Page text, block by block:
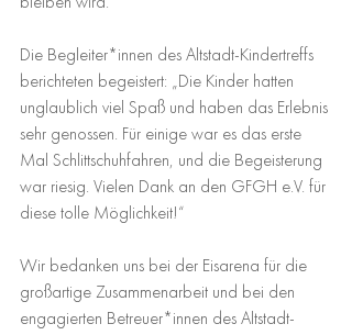
Die Begleiter*innen des Altstadt-Kindertreffs
berichteten begeistert: „Die Kinder hatten
unglaublich viel Spaß und haben das Erlebnis
sehr genossen. Für einige war es das erste
Mal Schlittschuhfahren, und die Begeisterung
war riesig. Vielen Dank an den GFGH e.V. für
diese tolle Möglichkeit!“
Wir bedanken uns bei der Eisarena für die
großartige Zusammenarbeit und bei den
engagierten Betreuer*innen des Altstadt-